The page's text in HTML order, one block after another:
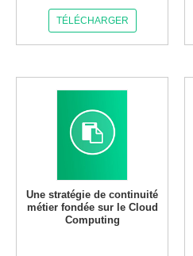
TÉLÉCHARGER
Une stratégie de continuité
métier fondée sur le Cloud
Computing